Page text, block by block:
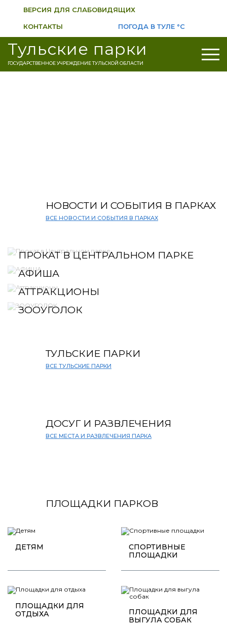
ВЕРСИЯ ДЛЯ СЛАБОВИДЯЩИХ
КОНТАКТЫ ПОГОДА В ТУЛЕ °C
Тульские парки
ГОСУДАРСТВЕННОЕ УЧРЕЖДЕНИЕ ТУЛЬСКОЙ ОБЛАСТИ
НОВОСТИ И СОБЫТИЯ В ПАРКАХ
ВСЕ НОВОСТИ И СОБЫТИЯ В ПАРКАХ
ПРОКАТ В ЦЕНТРАЛЬНОМ ПАРКЕ
АФИША
АТТРАКЦИОНЫ
ЗООУГОЛОК
ТУЛЬСКИЕ ПАРКИ
ВСЕ ТУЛЬСКИЕ ПАРКИ
ДОСУГ И РАЗВЛЕЧЕНИЯ
ВСЕ МЕСТА И РАЗВЛЕЧЕНИЯ ПАРКА
ПЛОЩАДКИ ПАРКОВ
ДЕТЯМ
СПОРТИВНЫЕ
ПЛОЩАДКИ
ПЛОЩАДКИ ДЛЯ
ОТДЫХА
ПЛОЩАДКИ ДЛЯ
ВЫГУЛА СОБАК